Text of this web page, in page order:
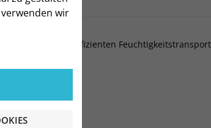
wir
sorgt für einen effizienten